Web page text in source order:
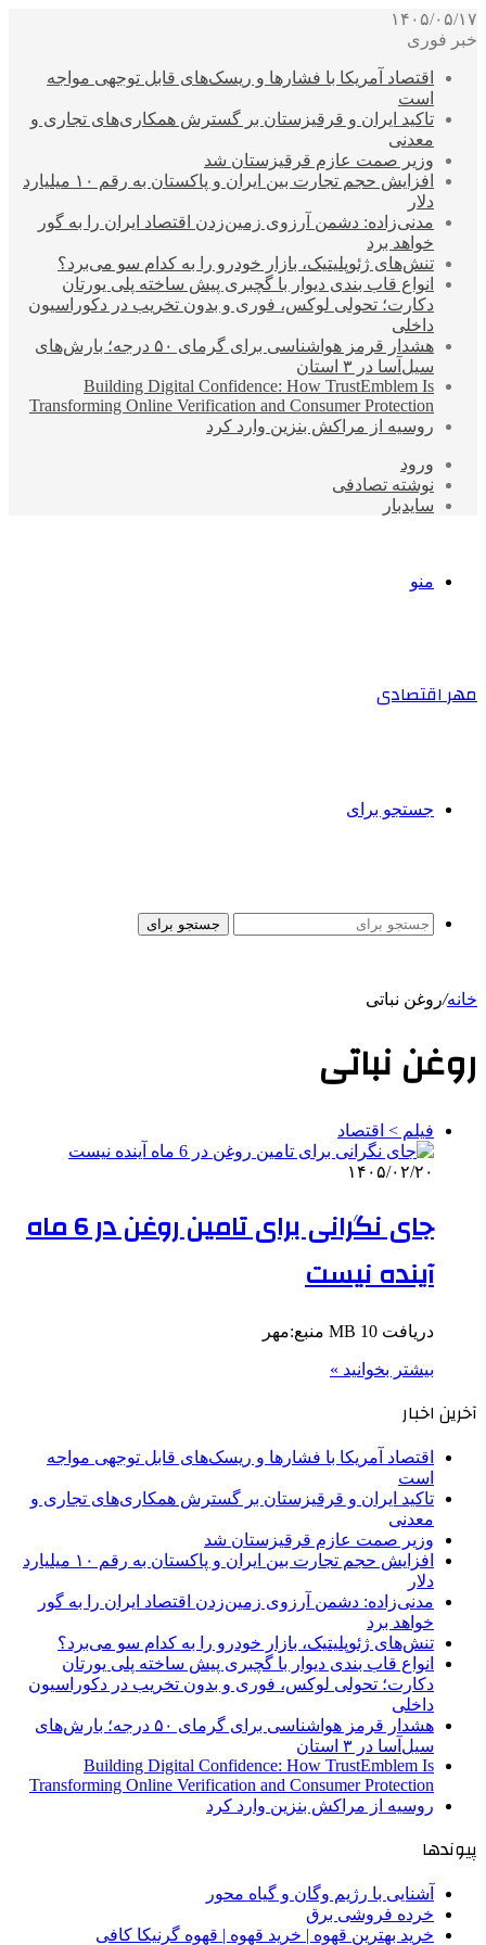
۱۴۰۵/۰۵/۱۷
خبر فوری
اقتصاد آمریکا با فشارها و ریسک‌های قابل توجهی مواجه
است
تاکید ایران و قرقیزستان بر گسترش همکاری‌های تجاری و
معدنی
وزیر صمت عازم قرقیزستان شد
افزایش حجم تجارت بین ایران و پاکستان به رقم ۱۰ میلیارد
دلار
مدنی‌زاده: دشمن آرزوی زمین‌زدن اقتصاد ایران را به گور
خواهد برد
تنش‌های ژئوپلیتیک، بازار خودرو را به کدام سو می‌برد؟
انواع قاب بندی دیوار با گچبری پیش ساخته پلی یورتان
دکارت؛ تحولی لوکس، فوری و بدون تخریب در دکوراسیون
داخلی
هشدار قرمز هواشناسی برای گرمای ۵۰ درجه؛ بارش‌های
سیل‌آسا در ۳ استان
Building Digital Confidence: How TrustEmblem Is
Transforming Online Verification and Consumer Protection
روسیه از مراکش بنزین وارد کرد
ورود
نوشته تصادفی
سایدبار
منو
مهر اقتصادی
جستجو برای
جستجو برای
خانه/روغن نباتی
روغن نباتی
فیلم > اقتصاد
۱۴۰۵/۰۲/۲۰
جای نگرانی برای تامین روغن در 6 ماه
آینده نیست
دریافت 10 MB منبع:مهر
بیشتر بخوانید »
آخرین اخبار
اقتصاد آمریکا با فشارها و ریسک‌های قابل توجهی مواجه
است
تاکید ایران و قرقیزستان بر گسترش همکاری‌های تجاری و
معدنی
وزیر صمت عازم قرقیزستان شد
افزایش حجم تجارت بین ایران و پاکستان به رقم ۱۰ میلیارد
دلار
مدنی‌زاده: دشمن آرزوی زمین‌زدن اقتصاد ایران را به گور
خواهد برد
تنش‌های ژئوپلیتیک، بازار خودرو را به کدام سو می‌برد؟
انواع قاب بندی دیوار با گچبری پیش ساخته پلی یورتان
دکارت؛ تحولی لوکس، فوری و بدون تخریب در دکوراسیون
داخلی
هشدار قرمز هواشناسی برای گرمای ۵۰ درجه؛ بارش‌های
سیل‌آسا در ۳ استان
Building Digital Confidence: How TrustEmblem Is
Transforming Online Verification and Consumer Protection
روسیه از مراکش بنزین وارد کرد
پیوندها
آشنایی با رژیم وگان و گیاه محور
خرده فروشی برق
خرید بهترین قهوه | خرید قهوه | قهوه گرنیکا کافی